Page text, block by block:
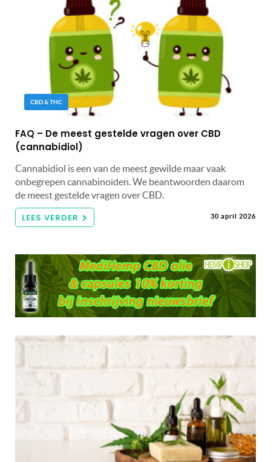
CBD & THC
FAQ – De meest gestelde vragen over CBD
(cannabidiol)
Cannabidiol is een van de meest gewilde maar vaak
onbegrepen cannabinoïden. We beantwoorden daarom
de meest gestelde vragen over CBD.
LEES VERDER 30 april 2026